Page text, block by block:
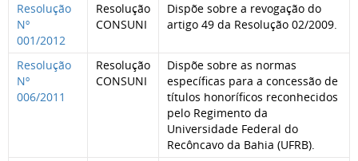
Resolução
Nº
001/2012
Resolução
CONSUNI
Dispõe sobre a revogação do
artigo 49 da Resolução 02/2009.
Resolução
Nº
006/2011
Resolução
CONSUNI
Dispõe sobre as normas
específicas para a concessão de
títulos honoríficos reconhecidos
pelo Regimento da
Universidade Federal do
Recôncavo da Bahia (UFRB).